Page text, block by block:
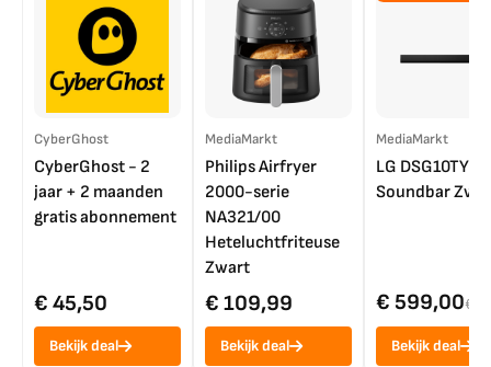
CyberGhost
CyberGhost - 2
jaar + 2 maanden
gratis abonnement
€ 45,50
Bekijk deal
MediaMarkt
Philips Airfryer
2000-serie
NA321/00
Heteluchtfriteuse
Zwart
€ 109,99
Bekijk deal
MediaMarkt
LG DSG10TY
Soundbar
€ 599,00€
Bekijk deal